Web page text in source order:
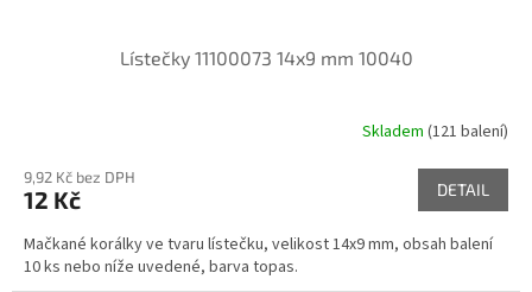
Lístečky 11100073 14x9 mm 10040
Skladem (121 balení)
9,92 Kč bez DPH
12 Kč DETAIL
Mačkané korálky ve tvaru lístečku, velikost 14x9 mm, obsah balení
10 ks nebo níže uvedené, barva topas.